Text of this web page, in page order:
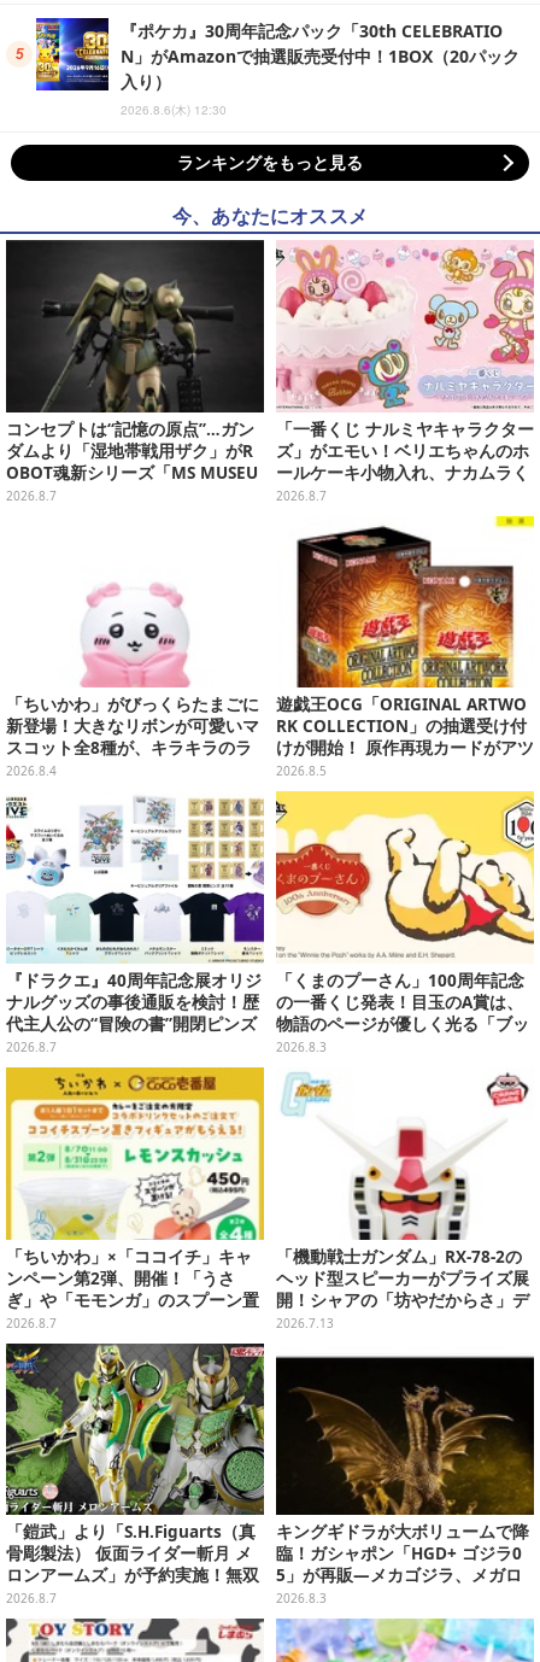
『ポケカ』30周年記念パック「30th CELEBRATIO
N」がAmazonで抽選販売受付中！1BOX（20パック
入り）
2026.8.6(木) 12:30
ランキングをもっと見る
今、あなたにオススメ
コンセプトは“記憶の原点”…ガン
ダムより「湿地帯戦用ザク」がR
OBOT魂新シリーズ「MS MUSEU
M」で商品化！博物館イメージの
2026.8.7
「一番くじ ナルミヤキャラクター
ズ」がエモい！ベリエちゃんのホ
ールケーキ小物入れ、ナカムラく
んのマスコットなどがズラリ
2026.8.7
「ちいかわ」がびっくらたまごに
新登場！大きなリボンが可愛いマ
スコット全8種が、キラキラのラ
メ入り入浴剤から飛び出す
2026.8.4
遊戯王OCG「ORIGINAL ARTWO
RK COLLECTION」の抽選受け付
けが開始！ 原作再現カードがアツ
いスペシャルパック
2026.8.5
『ドラクエ』40周年記念展オリジ
ナルグッズの事後通販を検討！歴
代主人公の“冒険の書”開閉ピンズ
をはじめ、ユニークなＴシャツや
雑貨など
2026.8.7
「くまのプーさん」100周年記念
の一番くじ発表！目玉のA賞は、
物語のページが優しく光る「ブッ
クシェイプドライト」
2026.8.3
「ちいかわ」×「ココイチ」キャ
ンペーン第2弾、開催！「うさ
ぎ」や「モモンガ」のスプーン置
きをGETしよう
2026.8.7
「機動戦士ガンダム」RX-78-2の
ヘッド型スピーカーがプライズ展
開！シャアの「坊やだからさ」デ
ザインなどオシャレなグラス3種
2026.7.13
「鎧武」より「S.H.Figuarts（真
骨彫製法） 仮面ライダー斬月 メ
ロンアームズ」が予約実施！無双
セイバー、メロンディフェンダー
が付属
2026.8.7
キングギドラが大ボリュームで降
臨！ガシャポン「HGD+ ゴジラ0
5」が再販―メカゴジラ、メガロ
なども揃った全4種
2026.8.3